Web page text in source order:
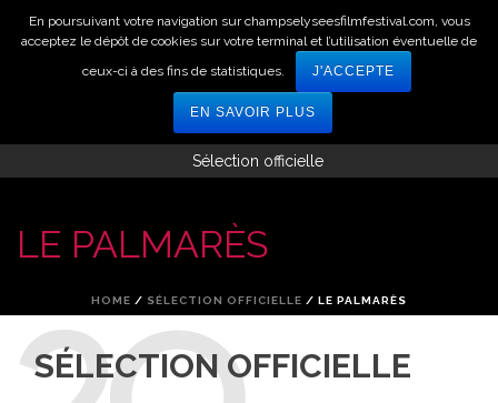
Sélection officielle
LE PALMARÈS
HOME / SÉLECTION OFFICIELLE / LE PALMARÈS
SÉLECTION OFFICIELLE
En poursuivant votre navigation sur champselyseesfilmfestival.com, vous
acceptez le dépôt de cookies sur votre terminal et l’utilisation éventuelle de
ceux-ci à des fins de statistiques.
J'ACCEPTE
EN SAVOIR PLUS